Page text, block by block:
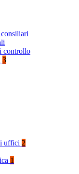
controllo
3
uffici 2
1